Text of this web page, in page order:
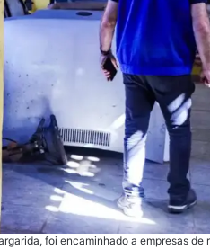
foi encaminhado a empresas de